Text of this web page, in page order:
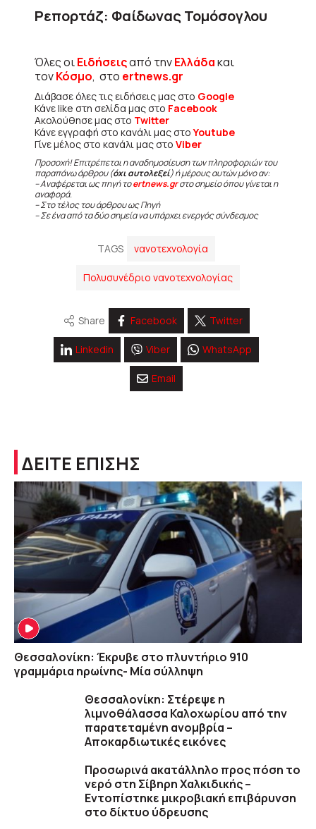
Ρεπορτάζ: Φαίδωνας Τομόσογλου
Όλες οιΕιδήσειςαπό τηνΕλλάδακαι
τονΚόσμο, στο ertnews.gr
Διάβασε όλες τις ειδήσεις μας στο Google
Κάνε like στη σελίδα μας στο Facebook
Ακολούθησε μας στο Twitter
Κάνε εγγραφή στο κανάλι μας στοYoutube
Γίνε μέλος στο κανάλι μας στο Viber
Προσοχή! Επιτρέπεται η αναδημοσίευση των πληροφοριών του
παραπάνω άρθρου (όχι αυτολεξεί) ή μέρους αυτών μόνο αν:
– Αναφέρεται ως πηγή τοertnews.grστο σημείο όπου γίνεται η
αναφορά.
– Στο τέλος του άρθρου ως Πηγή
– Σε ένα από τα δύο σημεία να υπάρχει ενεργός σύνδεσμος
TAGS νανοτεχνολογία
Πολυσυνέδριο νανοτεχνολογίας
Share Facebook Twitter
Linkedin Viber WhatsApp
Email
ΔΕΙΤΕ ΕΠΙΣΗΣ
Θεσσαλονίκη: Έκρυβε στο πλυντήριο 910
γραμμάρια ηρωίνης- Μία σύλληψη
Θεσσαλονίκη: Στέρεψε η
λιμνοθάλασσα Καλοχωρίου από την
παρατεταμένη ανομβρία –
Αποκαρδιωτικές εικόνες
Προσωρινά ακατάλληλο προς πόση το
νερό στη Σίβηρη Χαλκιδικής –
Εντοπίστηκε μικροβιακή επιβάρυνση
στο δίκτυο ύδρευσης